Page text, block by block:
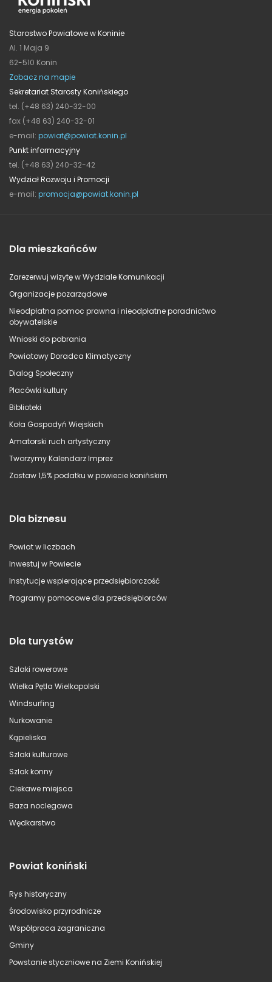
Starostwo Powiatowe w Koninie
Al. 1 Maja 9
62-510 Konin
Zobacz na mapie
Sekretariat Starosty Konińskiego
tel. (+48 63) 240-32-00
fax (+48 63) 240-32-01
e-mail: powiat@powiat.konin.pl
Punkt informacyjny
tel. (+48 63) 240-32-42
Wydział Rozwoju i Promocji
e-mail: promocja@powiat.konin.pl
Dla mieszkańców
Zarezerwuj wizytę w Wydziale Komunikacji
Organizacje pozarządowe
Nieodpłatna pomoc prawna i nieodpłatne poradnictwo
obywatelskie
Wnioski do pobrania
Powiatowy Doradca Klimatyczny
Dialog Społeczny
Placówki kultury
Biblioteki
Koła Gospodyń Wiejskich
Amatorski ruch artystyczny
Tworzymy Kalendarz Imprez
Zostaw 1,5% podatku w powiecie konińskim
Dla biznesu
Powiat w liczbach
Inwestuj w Powiecie
Instytucje wspierające przedsiębiorczość
Programy pomocowe dla przedsiębiorców
Dla turystów
Szlaki rowerowe
Wielka Pętla Wielkopolski
Windsurfing
Nurkowanie
Kąpieliska
Szlaki kulturowe
Szlak konny
Ciekawe miejsca
Baza noclegowa
Wędkarstwo
Powiat koniński
Rys historyczny
Środowisko przyrodnicze
Współpraca zagraniczna
Gminy
Powstanie styczniowe na Ziemi Konińskiej